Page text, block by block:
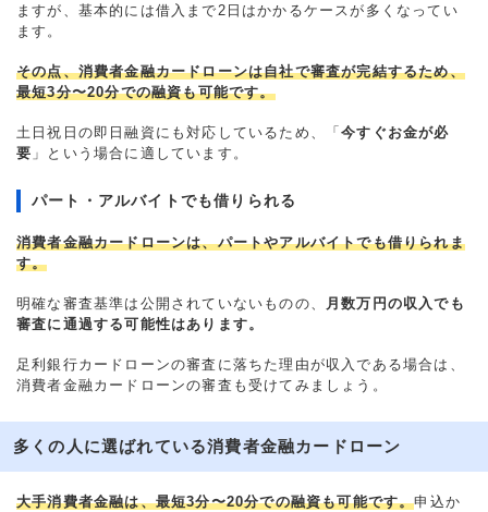
ますが、基本的には借入まで2日はかかるケースが多くなってい
ます。
その点、消費者金融カードローンは自社で審査が完結するため、
最短3分〜20分での融資も可能です。
土日祝日の即日融資にも対応しているため、「今すぐお金が必
要 」という場合に適しています。
パート・アルバイトでも借りられる
消費者金融カードローンは、パートやアルバイトでも借りられま
す。
明確な審査基準は公開されていないものの、
月数万円の収入でも
審査に通過する可能性はあります。
足利銀行カードローンの審査に落ちた理由が収入である場合は、
消費者金融カードローンの審査も受けてみましょう。
多くの人に選ばれている消費者金融カードローン
大手消費者金融は、最短3分〜20分での融資も可能です。申込か